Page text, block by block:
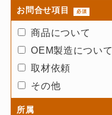
お問合せ項目 必須
商品について
OEM製造について
取材依頼
その他
所属